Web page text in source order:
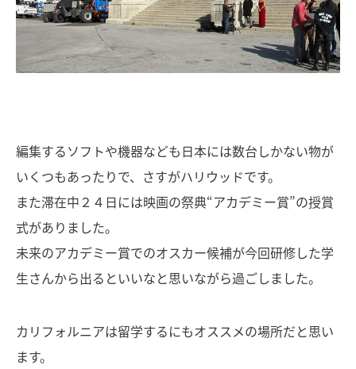
編集するソフトや機器なども日本には数台しかない物が
いくつもあったりで、さすがハリウッドです。
また滞在中２４日には映画の祭典“アカデミー賞”の授賞
式がありました。
未来のアカデミー賞でのオスカー候補が今回研修した学
生さんから出るといいなと思いながら過ごしました。
カリフォルニアは留学するにもオススメの場所だと思い
ます。